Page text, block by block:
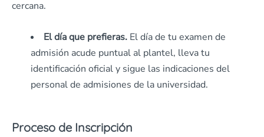
cercana.
El día que prefieras. El día de tu examen de
admisión acude puntual al plantel, lleva tu
identificación oficial y sigue las indicaciones del
personal de admisiones de la universidad.
Proceso de Inscripción